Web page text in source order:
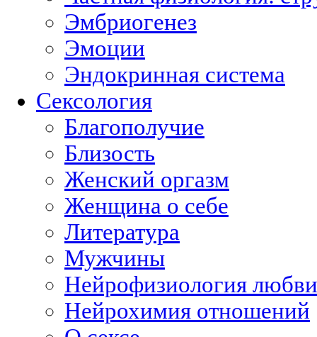
Эмбриогенез
Эмоции
Эндокринная система
Сексология
Благополучие
Близость
Женский оргазм
Женщина о себе
Литература
Мужчины
Нейрофизиология любви
Нейрохимия отношений